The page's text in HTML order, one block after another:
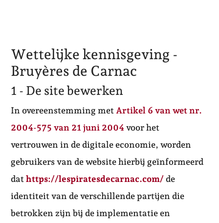
Wettelijke kennisgeving -
Bruyères de Carnac
1 - De site bewerken
In overeenstemming met Artikel 6 van wet nr.
2004-575 van 21 juni 2004 voor het
vertrouwen in de digitale economie, worden
gebruikers van de website hierbij geïnformeerd
dathttps://lespiratesdecarnac.com/de
identiteit van de verschillende partijen die
betrokken zijn bij de implementatie en